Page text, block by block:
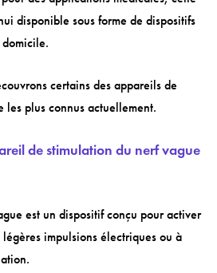
disponible sous forme de dispositifs
certains des appareils de
les plus connus actuellement.
de stimulation du nerf vague
est un dispositif conçu pour activer
impulsions électriques ou à